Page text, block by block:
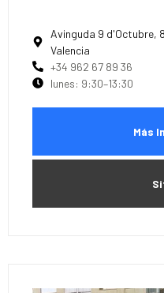
Avinguda 9 d'Octubre,
Valencia
+34 962 67 89 36
lunes: 9:30–13:30
Más